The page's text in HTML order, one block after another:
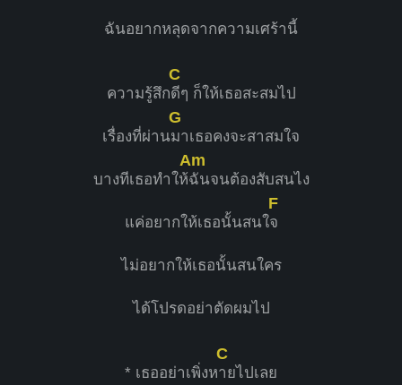
ฉันอยากหลุดจากความเศร้านี้
ความรู้สึก
C
ดีๆ ก็ให้เธอสะสมไป
เรื่องที่ผ่าน
G
มาเธอคงจะสาสมใจ
บางทีเธอทำให้
Am
ฉันจนต้องสับสนไง
แค่อยากให้เธอนั้นสนใ
F
จ
ไม่อยากให้เธอนั้นสนใคร
ได้โปรดอย่าตัดผมไป
* เธออย่าเพิ่งห
C
ายไปเลย